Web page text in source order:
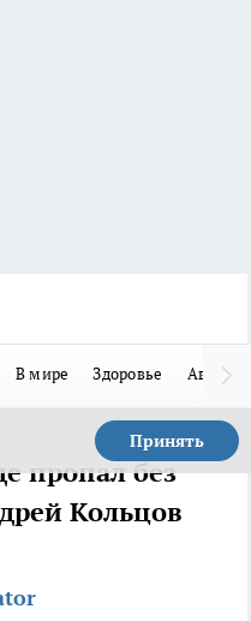
В мире Здоровье Авто
Принять
пропал без
Кольцов